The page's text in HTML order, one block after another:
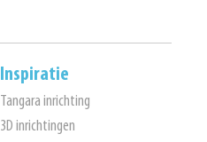
Inspiratie
Tangara inrichting
3D inrichtingen